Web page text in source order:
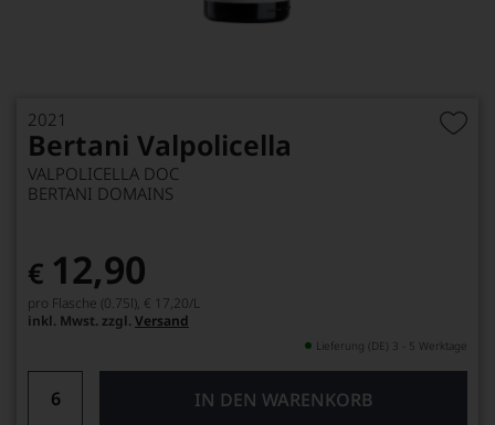
2021
Bertani Valpolicella
VALPOLICELLA DOC
BERTANI DOMAINS
€ 12,90
pro Flasche (0.75l), € 17,20/L
inkl. Mwst. zzgl. Versand
Lieferung (DE) 3 - 5 Werktage
IN DEN WARENKORB